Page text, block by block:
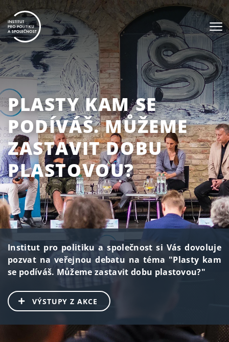
PLASTY KAM SE
PODÍVÁŠ. MŮŽEME
ZASTAVIT DOBU
PLASTOVOU?
Institut pro politiku a společnost si Vás dovoluje
pozvat na veřejnou debatu na téma "Plasty kam
se podíváš. Můžeme zastavit dobu plastovou?"
VÝSTUPY Z AKCE